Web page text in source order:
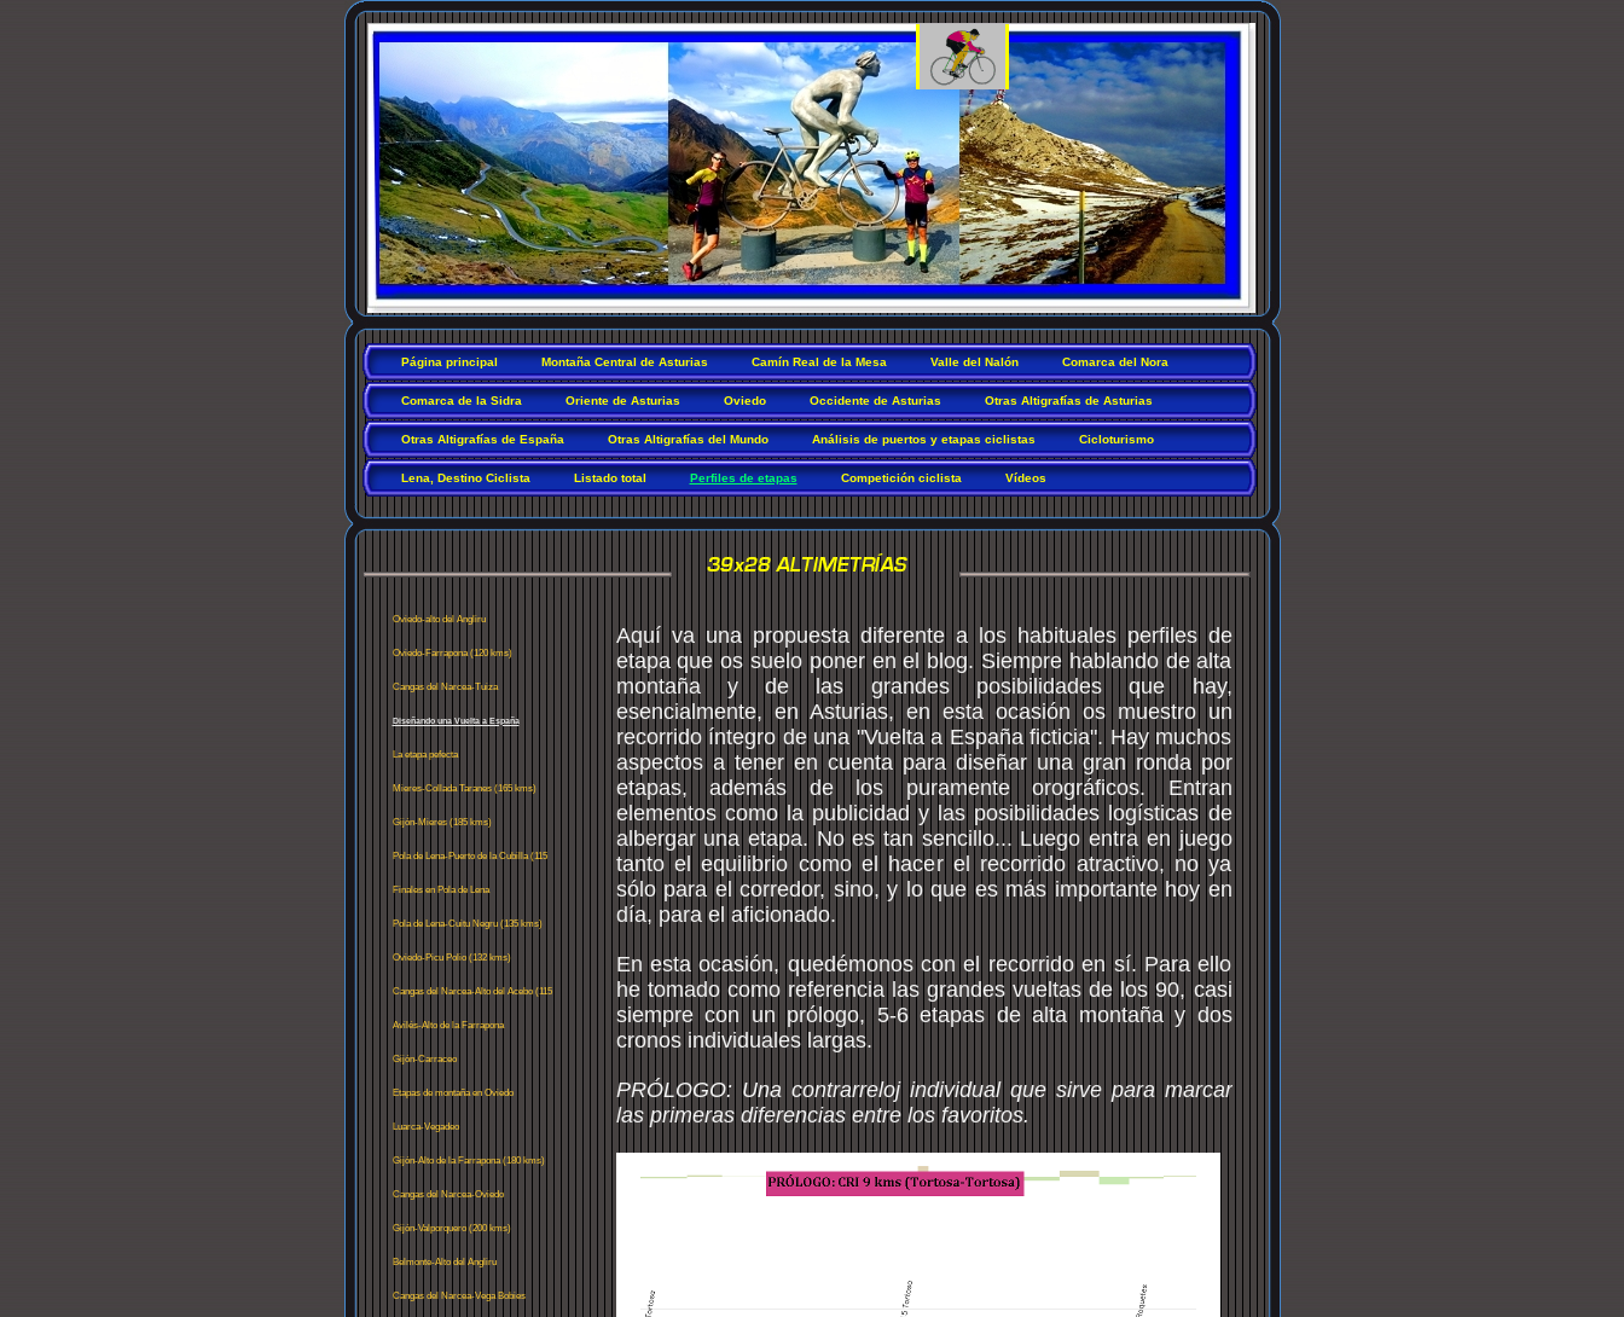
Página principal Montaña Central de Asturias Camín Real de la Mesa Valle del Nalón Comarca del Nora
Comarca de la Sidra Oriente de Asturias Oviedo Occidente de Asturias Otras Altigrafías de Asturias
Otras Altigrafías de España Otras Altigrafías del Mundo Análisis de puertos y etapas ciclistas Cicloturismo
Lena, Destino Ciclista Listado total Perfiles de etapas Competición ciclista Vídeos
Oviedo-alto del Angliru
Oviedo-Farrapona (120 kms)
Cangas del Narcea-Tuiza
Diseñando una Vuelta a España
La etapa pefecta
Mieres-Collada Taranes (165 kms)
Gijón-Mieres (185 kms)
Pola de Lena-Puerto de la Cubilla (115
kms)
Finales en Pola de Lena
Pola de Lena-Cuitu Negru (135 kms)
Oviedo-Picu Polio (132 kms)
Cangas del Narcea-Alto del Acebo (115
kms)
Avilés-Alto de la Farrapona
Gijón-Carraceo
Etapas de montaña en Oviedo
Luarca-Vegadeo
Gijón-Alto de la Farrapona (180 kms)
Cangas del Narcea-Oviedo
Gijón-Valporquero (200 kms)
Belmonte-Alto del Angliru
Cangas del Narcea-Vega Bobies
Aquí va una propuesta diferente a los habituales perfiles de
etapa que os suelo poner en el blog. Siempre hablando de alta
montaña y de las grandes posibilidades que hay,
esencialmente, en Asturias, en esta ocasión os muestro un
recorrido íntegro de una "Vuelta a España ficticia". Hay muchos
aspectos a tener en cuenta para diseñar una gran ronda por
etapas, además de los puramente orográficos. Entran
elementos como la publicidad y las posibilidades logísticas de
albergar una etapa. No es tan sencillo... Luego entra en juego
tanto el equilibrio como el hacer el recorrido atractivo, no ya
sólo para el corredor, sino, y lo que es más importante hoy en
día, para el aficionado.
En esta ocasión, quedémonos con el recorrido en sí. Para ello
he tomado como referencia las grandes vueltas de los 90, casi
siempre con un prólogo, 5-6 etapas de alta montaña y dos
cronos individuales largas.
PRÓLOGO: Una contrarreloj individual que sirve para marcar
las primeras diferencias entre los favoritos.